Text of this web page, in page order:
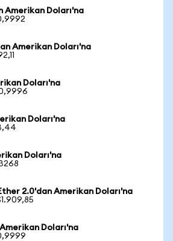
Amerikan Doları'na
Amerikan Doları'na
Doları'na
Doları'na
Doları'na
2.0'dan Amerikan Doları'na
Doları'na